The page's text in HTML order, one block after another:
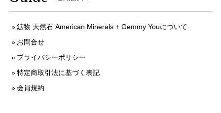
鉱物 天然石 American Minerals + Gemmy Youについて
お問合せ
プライバシーポリシー
特定商取引法に基づく表記
会員規約